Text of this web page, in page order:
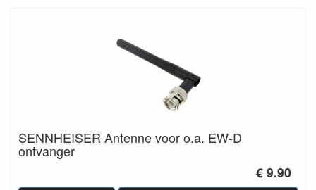
SENNHEISER Antenne voor o.a. EW-D
ontvanger
€ 9.90